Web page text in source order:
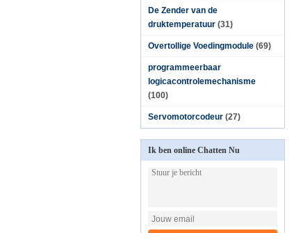
De Zender van de
druktemperatuur (31)
Overtollige Voedingmodule (69)
programmeerbaar
logicacontrolemechanisme
(100)
Servomotorcodeur (27)
Ik ben online Chatten Nu